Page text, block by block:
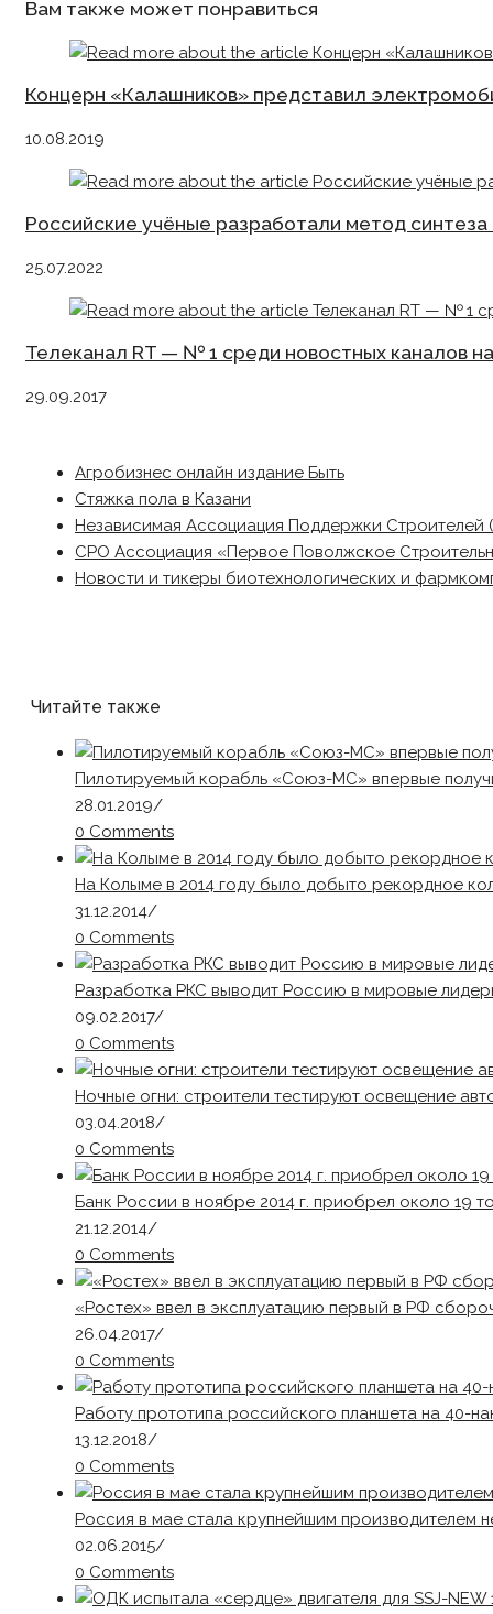
Вам также может понравиться
Концерн «Калашников» представил
10.08.2019
Российские учёные разработали метод
25.07.2022
Телеканал RT — № 1 среди новостных каналов
29.09.2017
Агробизнес онлайн издание Быть
Стяжка пола в Казани
Независимая Ассоциация Поддержки Строителей
СРО Ассоциация «Первое Поволжское
Новости и тикеры биотехнологических и
Читайте также
Пилотируемый корабль «Союз-МС» впервые
28.01.2019/
0 Comments
На Колыме в 2014 году было добыто рекордное
31.12.2014/
0 Comments
Разработка РКС выводит Россию в мировые
09.02.2017/
0 Comments
Ночные огни: строители тестируют освещение
03.04.2018/
0 Comments
Банк России в ноябре 2014 г. приобрел около 19
21.12.2014/
0 Comments
«Ростех» ввел в эксплуатацию первый в РФ
26.04.2017/
0 Comments
Работу прототипа российского планшета на 40-
13.12.2018/
0 Comments
Россия в мае стала крупнейшим производителем
02.06.2015/
0 Comments